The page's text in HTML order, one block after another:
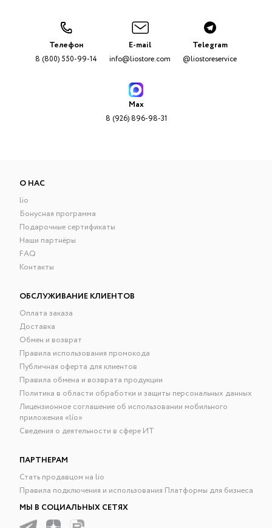
Телефон
8 (800) 550-99-14
E-mail
info@liostore.com
Telegram
@liostoreservice
Max
8 (926) 896-98-31
О НАС
lio
Бонусная программа
Подарочные сертификаты
Наши партнёры
FAQ
Контакты
ОБСЛУЖИВАНИЕ КЛИЕНТОВ
Оплата заказа
Доставка
Обмен и возврат
Правила использования промокода
Публичная оферта для клиентов
Правила обмена и возврата продукции
Политика в области обработки и защиты персональных данных
Лицензионное соглашение об использовании мобильного
приложения «lío»
Сведения о деятельности в сфере ИТ
ПАРТНЕРАМ
Стать продавцом на lio
Правила подключения и использования Платформы для бизнеса
МЫ В СОЦИАЛЬНЫХ СЕТЯХ